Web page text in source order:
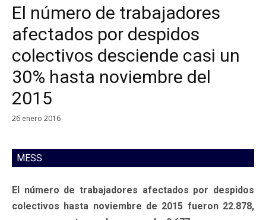
El número de trabajadores
afectados por despidos
colectivos desciende casi un
30% hasta noviembre del
2015
26 enero 2016
MESS
El número de trabajadores afectados por despidos
colectivos hasta noviembre de 2015 fueron 22.878,